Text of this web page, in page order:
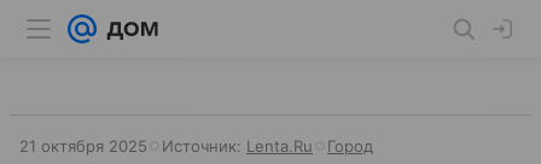
21 октября 2025 Источник: Lenta.Ru Город